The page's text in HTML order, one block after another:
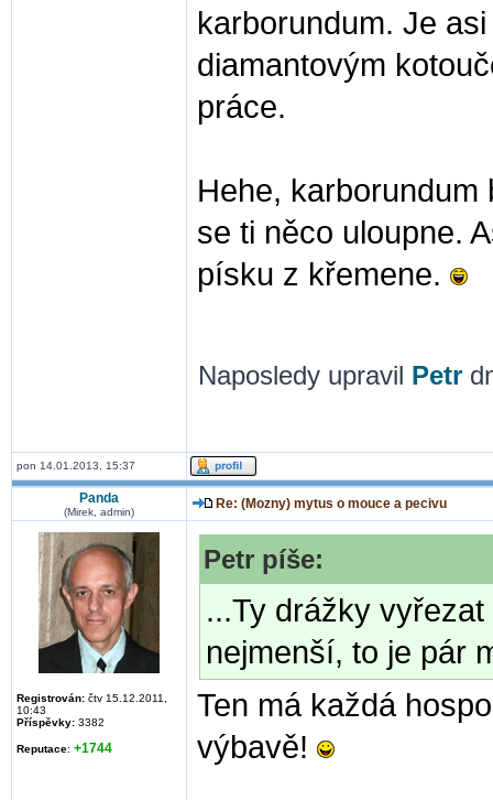
karborundum. Je
diamantovým
práce.
Hehe,
se ti něco uloupne.
písku z křemene.
Naposledy upravil Petr
pon 14.01.2013, 15:37
Panda
(Mirek, admin)
Re: (Mozny) mytus o mouce a pecivu
Registrován: čtv 15.12.2011,
10:43
Příspěvky: 3382
Reputace: +1744
Petr píše:
...Ty drážky
nejmenší, to je pár
Ten má každá
výbavě!